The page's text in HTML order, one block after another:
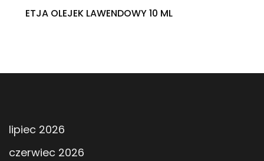
ETJA OLEJEK LAWENDOWY 10 ML
lipiec 2026
czerwiec 2026